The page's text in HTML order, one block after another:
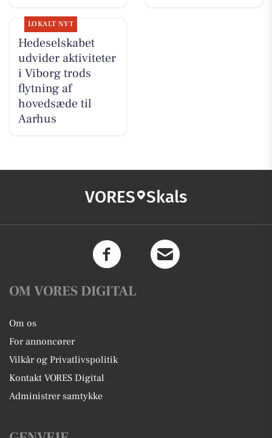
LOKALT NYT
Hedeselskabet
udvider aktiviteter
i Viborg trods
flytning af
hovedsæde til
Aarhus
VORES Skals
OM VORES DIGITAL
Om os
For annoncører
Vilkår og Privatlivspolitik
Kontakt VORES Digital
Administrer samtykke